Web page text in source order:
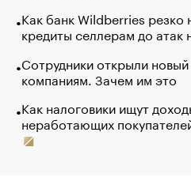
Как банк Wildberries резко
кредиты селлерам до атак
Сотрудники открыли
компаниям. Зачем им это
Как налоговики ищут
неработающих